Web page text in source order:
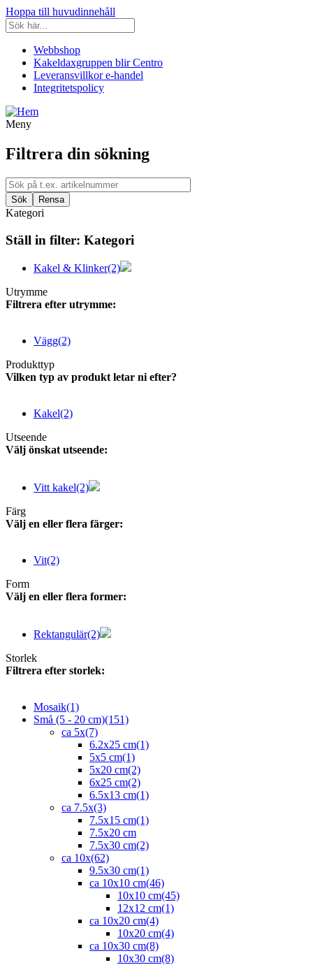
Hoppa till huvudinnehåll
Webbshop
Kakeldaxgruppen blir Centro
Leveransvillkor e-handel
Integritetspolicy
Meny
Filtrera din sökning
Kategori
Ställ in filter: Kategori
Kakel & Klinker(2)
Utrymme
Filtrera efter utrymme:
Vägg(2)
Produkttyp
Vilken typ av produkt letar ni efter?
Kakel(2)
Utseende
Välj önskat utseende:
Vitt kakel(2)
Färg
Välj en eller flera färger:
Vit(2)
Form
Välj en eller flera former:
Rektangulär(2)
Storlek
Filtrera efter storlek:
Mosaik(1)
Små (5 - 20 cm)(151)
ca 5x(7)
6.2x25 cm(1)
5x5 cm(1)
5x20 cm(2)
6x25 cm(2)
6.5x13 cm(1)
ca 7.5x(3)
7.5x15 cm(1)
7.5x20 cm
7.5x30 cm(2)
ca 10x(62)
9.5x30 cm(1)
ca 10x10 cm(46)
10x10 cm(45)
12x12 cm(1)
ca 10x20 cm(4)
10x20 cm(4)
ca 10x30 cm(8)
10x30 cm(8)